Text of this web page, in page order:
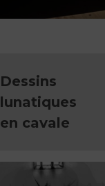
Dessins
lunatiques
en cavale